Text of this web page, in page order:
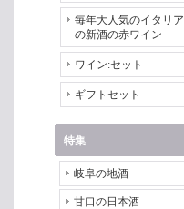
毎年大人気のイタリア
の新酒の赤ワイン
ワイン:セット
ギフトセット
特集
岐阜の地酒
甘口の日本酒